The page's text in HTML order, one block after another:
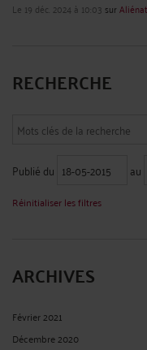
Le 19 déc. 2024 à 10:03 sur
RECHERCHE
Publié du au
Réinitialiser les filtres
ARCHIVES
Février 2021
Décembre 2020